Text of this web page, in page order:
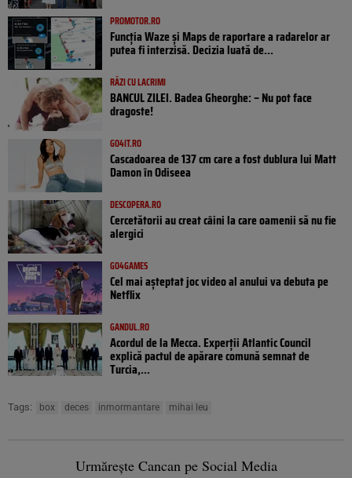
PROMOTOR.RO
Funcția Waze și Maps de raportare a radarelor ar
putea fi interzisă. Decizia luată de...
RÂZI CU LACRIMI
BANCUL ZILEI. Badea Gheorghe: – Nu pot face
dragoste!
GO4IT.RO
Cascadoarea de 137 cm care a fost dublura lui Matt
Damon în Odiseea
DESCOPERA.RO
Cercetătorii au creat câini la care oamenii să nu fie
alergici
GO4GAMES
Cel mai așteptat joc video al anului va debuta pe
Netflix
GANDUL.RO
Acordul de la Mecca. Experții Atlantic Council
explică pactul de apărare comună semnat de
Turcia,...
Tags: box deces inmormantare mihai leu
Urmărește Cancan pe Social Media